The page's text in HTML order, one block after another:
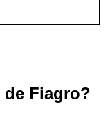
de Fiagro?